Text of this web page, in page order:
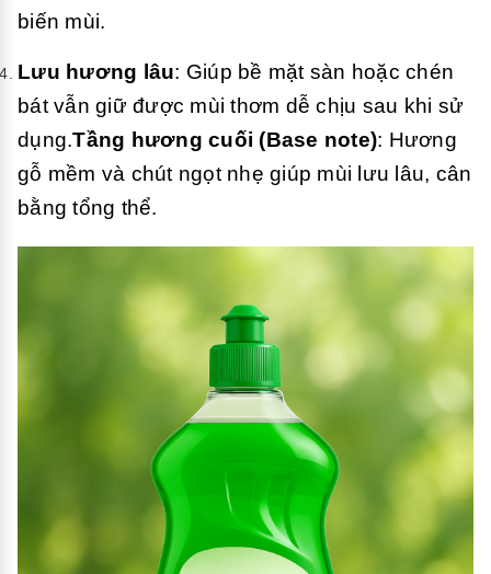
biến mùi.
Lưu hương lâu: Giúp bề mặt sàn hoặc chén
bát vẫn giữ được mùi thơm dễ chịu sau khi sử
dụng.Tầng hương cuối (Base note): Hương
gỗ mềm và chút ngọt nhẹ giúp mùi lưu lâu, cân
bằng tổng thể.